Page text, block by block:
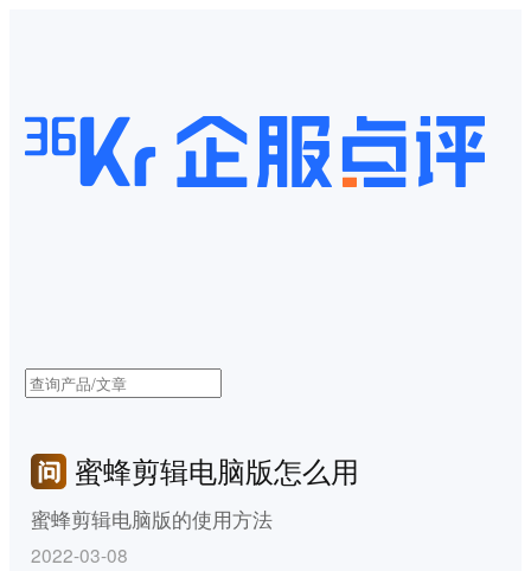
蜜蜂剪辑电脑版怎么用
蜜蜂剪辑电脑版的使用方法
2022-03-08